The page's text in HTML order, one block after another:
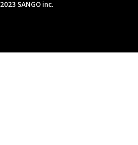
2023 SANGO inc.